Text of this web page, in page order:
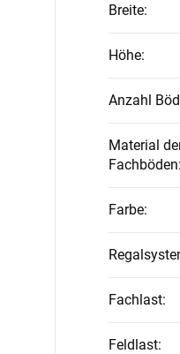
Breite:
Höhe:
Anzahl
Material
Fachböden:
Farbe:
Fachlast:
Feldlast: